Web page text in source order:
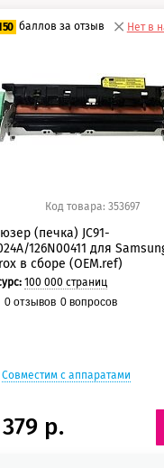
баллов за отзыв
150 баллов
Нет в
Код товара: 353697
(печка) JC91-
126N00411 для
в сборе (OEM.ref)
100 000 страниц
0отзывов 0вопросов
Совместим с аппаратами
р.